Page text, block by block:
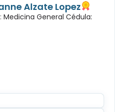
Alzate Lopez
Medicina General Cédula: